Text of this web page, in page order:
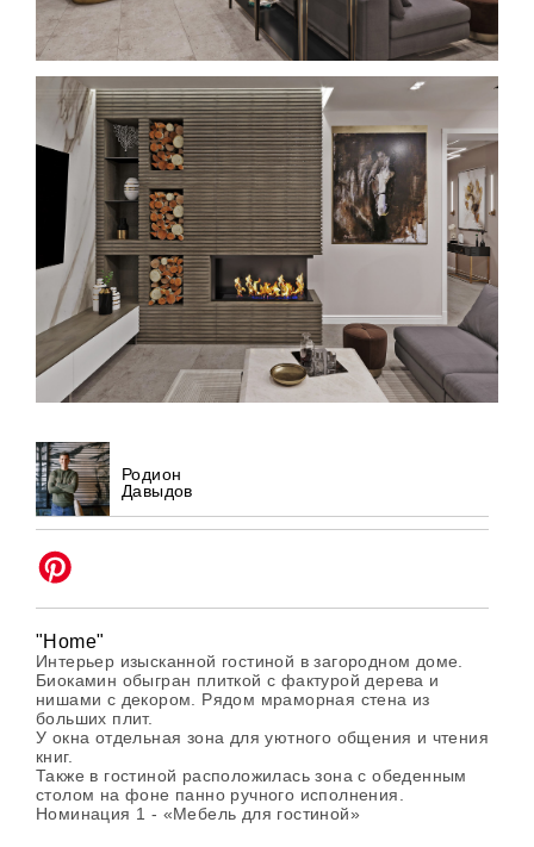
Родион
Давыдов
"Home"
Интерьер изысканной гостиной в загородном доме.
Биокамин обыгран плиткой с фактурой дерева и
нишами с декором. Рядом мраморная стена из
больших плит.
У окна отдельная зона для уютного общения и чтения
книг.
Также в гостиной расположилась зона с обеденным
столом на фоне панно ручного исполнения.
Номинация 1 - «Мебель для гостиной»